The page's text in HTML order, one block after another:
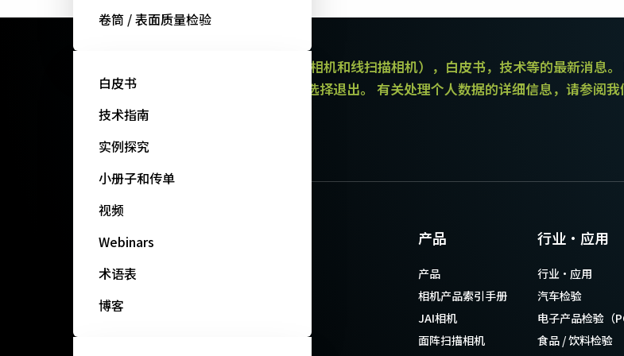
单传感器单色
单色CMOS传感器线阵扫描相机同时具备高
分辨率和超快的扫描速度。分辨率最高可
三线彩色
对于不需要JAI的棱镜技术提供的超高色彩
精确度的应用，三线相机可以提供出色的
波红外(SWIR)光线。该相机能够以SWIR光
了尖端的棱镜技术，可为线阵扫描彩色成
4传感器RGB+NIR（棱镜式）
4传感器线阵扫描相机设计用于同时捕获可
(NIR)光谱中的图像数据。
4传感器R-G-B + SWIR（棱镜
式）
4传感器机器视觉线阵扫描相机，可捕获可
见光谱中的RGB图像数据和短波红外波段
光谱中的图像数据。
卷筒 / 表面质量检验
白皮书
技术指南
实例探究
小册子和传单
视频
Webinars
术语表
博客
JAI的电子通讯提供有关产品（区域扫描相机和线扫描相机），白皮书，技术等的最新消息
通讯都包含取消订阅链接。 您可以随时选择退出。 有关处理个人数据的详细信息，请参阅
政策。
产品
产品
相机产品索引手册
JAI相机
面阵扫描相机
行业·应用
行业·应用
汽车检验
电子产品检验（
食品 / 饮料检验